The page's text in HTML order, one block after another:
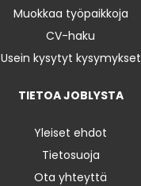
Muokkaa työpaikkoja
CV-haku
Usein kysytyt kysymykset
TIETOA JOBLYSTA
Yleiset ehdot
Tietosuoja
Ota yhteyttä